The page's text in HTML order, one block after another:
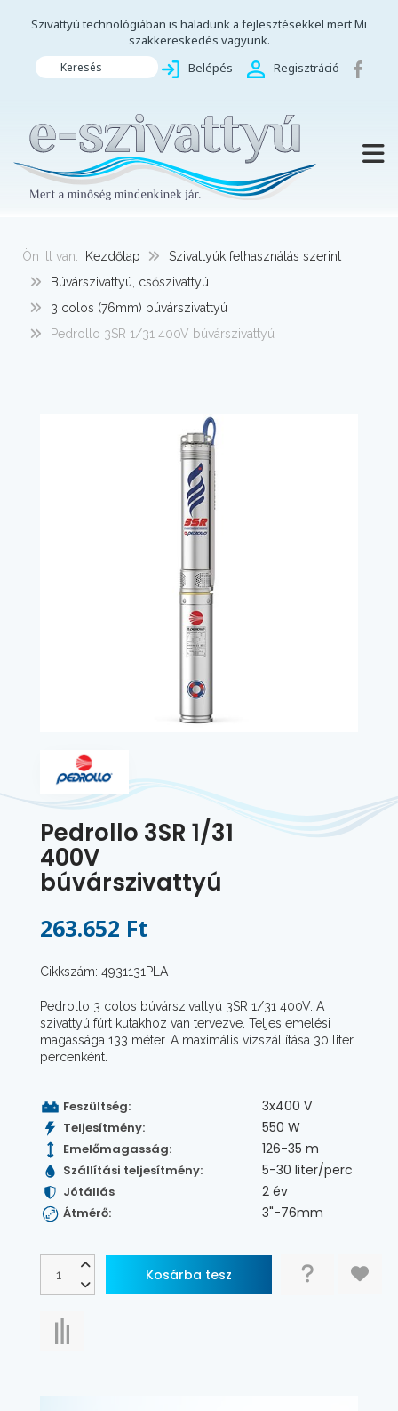
Szivattyú technológiában is haladunk a fejlesztésekkel mert Mi
szakkereskedés vagyunk.
Keresés Belépés Regisztráció
Ön itt van: Kezdőlap
Szivattyúk felhasználás szerint
Búvárszivattyú, csőszivattyú
3 colos (76mm) búvárszivattyú
Pedrollo 3SR 1/31 400V búvárszivattyú
Pedrollo 3SR 1/31
400V
búvárszivattyú
263.652 Ft
Cikkszám: 4931131PLA
Pedrollo 3 colos búvárszivattyú 3SR 1/31 400V. A
szivattyú fúrt kutakhoz van tervezve. Teljes emelési
magassága 133 méter. A maximális vízszállítása 30 liter
percenként.
Feszültség: 3x400 V
Teljesítmény: 550 W
Emelőmagasság: 126-35 m
Szállítási teljesítmény: 5-30 liter/perc
Jótállás 2 év
Átmérő: 3"-76mm